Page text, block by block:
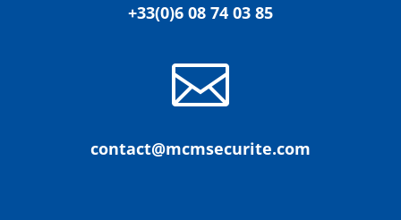
+33(0)6 08 74 03 85

contact@mcmsecurite.com